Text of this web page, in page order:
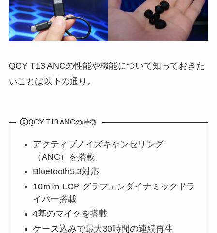
QCY T13 ANCの性能や機能について知っておきた
いことは以下の通り。
QCY T13 ANCの特徴
アクティブノイズキャンセリング
（ANC）を搭載
Bluetooth5.3対応
10ｍｍ LCP グラフェンダイナミックドラ
イバー搭載
4基のマイクを搭載
ケース込みで最大30時間の連続再生